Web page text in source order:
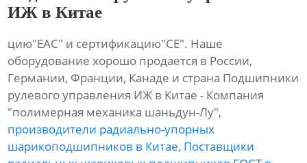
ИЖ в Китае
цию"ЕАС" и сертификацию"СЕ". Наше
оборудование хорошо продается в России,
Германии, Франции, Канаде и страна Подшипники
рулевого управления ИЖ в Китае - Компания
"полимерная механика шаньдун-Лу",
производители радиально-упорных
шарикоподшипников в Китае, Поставщики